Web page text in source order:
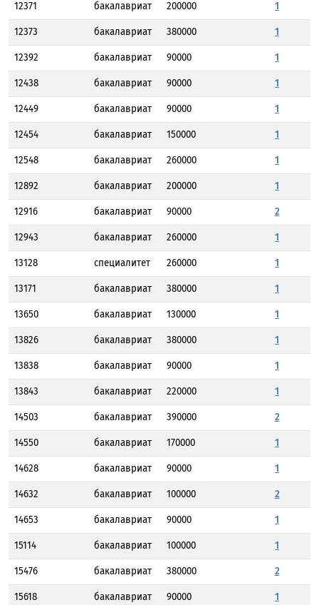
12371 бакалавриат 200000 1
12373 бакалавриат 380000 1
12392 бакалавриат 90000 1
12438 бакалавриат 90000 1
12449 бакалавриат 90000 1
12454 бакалавриат 150000 1
12548 бакалавриат 260000 1
12892 бакалавриат 200000 1
12916 бакалавриат 90000 2
12943 бакалавриат 260000 1
13128 специалитет 260000 1
13171 бакалавриат 380000 1
13650 бакалавриат 130000 1
13826 бакалавриат 380000 1
13838 бакалавриат 90000 1
13843 бакалавриат 220000 1
14503 бакалавриат 390000 2
14550 бакалавриат 170000 1
14628 бакалавриат 90000 1
14632 бакалавриат 100000 2
14653 бакалавриат 90000 1
15114 бакалавриат 100000 1
15476 бакалавриат 380000 2
15618 бакалавриат 90000 1